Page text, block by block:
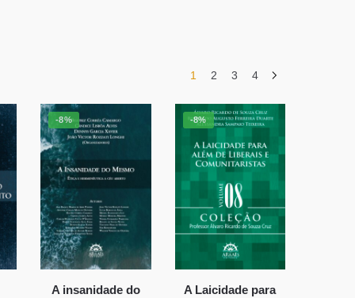
1 2 3 4
-8%
A insanidade do
-8%
A Laicidade para